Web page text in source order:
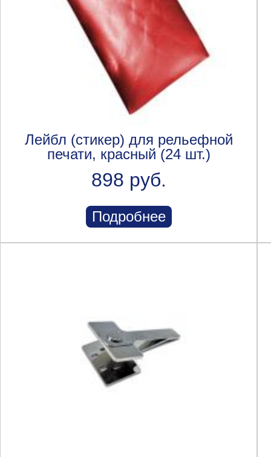
Лейбл (стикер) для рельефной
печати, красный (24 шт.)
898 руб.
Подробнее